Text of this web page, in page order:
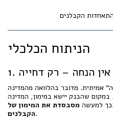
הקבלנים
הניתוח הכלכלי
1. אין הנחה – רק דחייה
אמיתית. מדובר בהלוואה מהמדינה
שהבנק יישא במימון, המדינה
למעשה מסבסדת את המימון של
הקבלנים.